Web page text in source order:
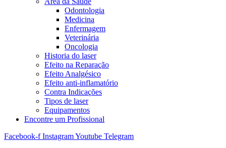
Odontologia
Medicina
Enfermagem
Veterinária
Oncologia
Historia do laser
Efeito na Reparação
Efeito Analgésico
Efeito anti-inflamatório
Contra Indicações
Tipos de laser
Equipamentos
Encontre um Profissional
Facebook-f InstagramYoutube Telegram